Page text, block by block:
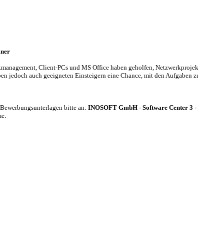
Client-PCs und MS Office haben geholfen,
jedoch auch geeigneten Einsteigern eine Chance, mit den Aufgaben
bitte an: INOSOFT GmbH - Software Center 3